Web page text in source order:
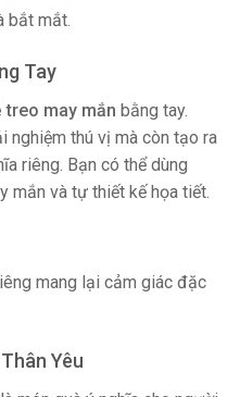
bắt mắt.
Tay
treo may mắn bằng tay.
nghiệm thú vị mà còn tạo ra
riêng. Bạn có thể dùng
mắn và tự thiết kế họa tiết.
mang lại cảm giác đặc
Yêu